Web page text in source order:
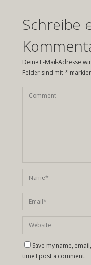
Schreibe
Deine E-Mail-Adresse
Felder sind mit*
Save my name,
time I post a comment.